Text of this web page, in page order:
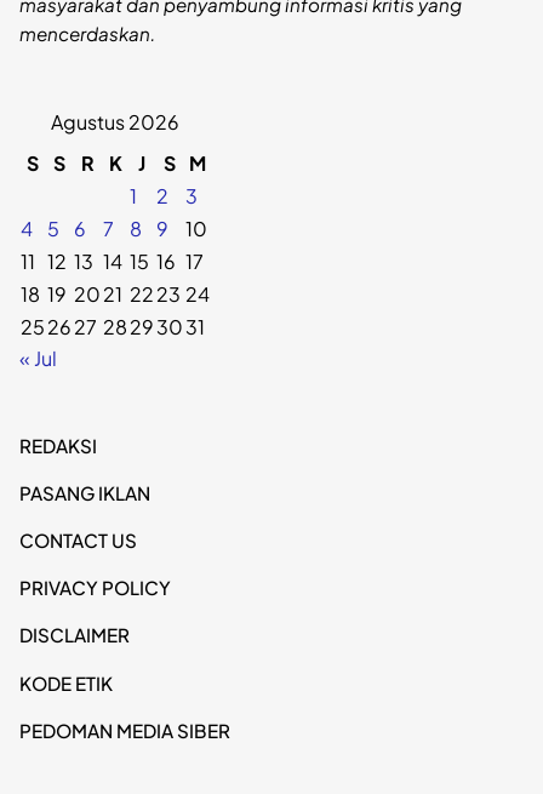
mencerdaskan.
Agustus 2026
S S R K J S M
1
2
3
4
5 6 7 8 9
10
11 12 13 14 15 16 17
18 19 2021 2223 24
252627 28293031
« Jul
REDAKSI
PASANG IKLAN
CONTACT US
PRIVACY POLICY
DISCLAIMER
KODE ETIK
PEDOMAN MEDIA SIBER